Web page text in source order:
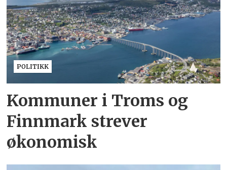
POLITIKK
Kommuner i Troms og
Finnmark strever
økonomisk